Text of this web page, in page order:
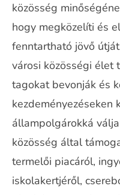
közösség
hogy megközelíti és
fenntartható jövő
városi közösségi élet
tagokat bevonják és
kezdeményezéseken
állampolgárokká
közösség által
termelői piacáról,
iskolakertjéről,